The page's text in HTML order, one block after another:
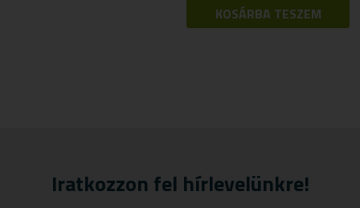
KOSÁRBA TESZEM
Iratkozzon fel hírlevelünkre!